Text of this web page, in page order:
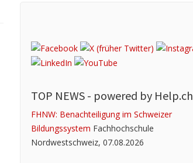
TOP NEWS - powered by Help.ch
FHNW: Benachteiligung im Schweizer
Bildungssystem Fachhochschule
Nordwestschweiz, 07.08.2026